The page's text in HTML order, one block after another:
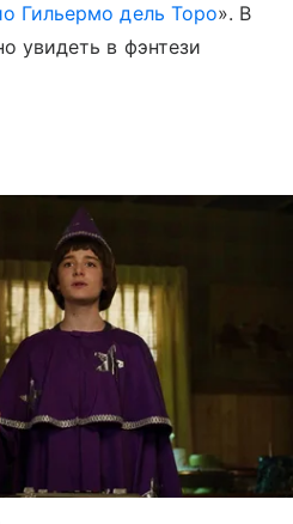
Гильермо дель Торо». В
увидеть в фэнтези